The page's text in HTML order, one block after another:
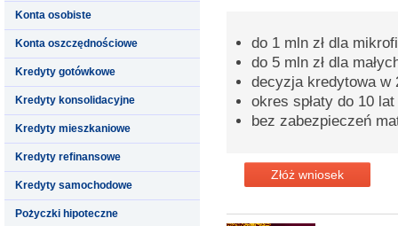
Konta osobiste
Konta oszczędnościowe
Kredyty gotówkowe
Kredyty konsolidacyjne
Kredyty mieszkaniowe
Kredyty refinansowe
Kredyty samochodowe
Pożyczki hipoteczne
do 1 mln zł dla
do 5 mln zł dla
decyzja kredytowa w
okres spłaty do 10 lat
bez zabezpieczeń
Złóż wniosek